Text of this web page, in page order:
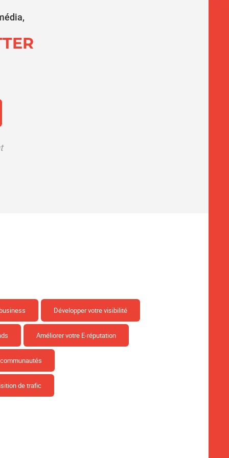
Développer votre visibilité
Améliorer votre E-réputation
de trafic